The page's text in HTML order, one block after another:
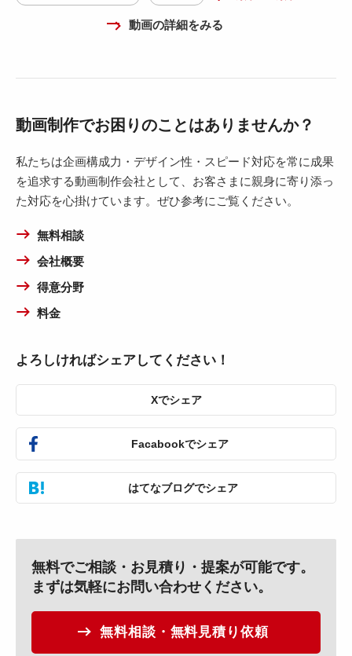
動画の詳細をみる
動画制作でお困りのことはありませんか？
私たちは企画構成力・デザイン性・スピード対応を常に成果
を追求する動画制作会社として、お客さまに親身に寄り添っ
た対応を心掛けています。ぜひ参考にご覧ください。
無料相談
会社概要
得意分野
料金
よろしければシェアしてください！
Xでシェア
Facabookでシェア
はてなブログでシェア
無料でご相談・お見積り・提案が可能です。
まずは気軽にお問い合わせください。
無料相談・無料見積り依頼